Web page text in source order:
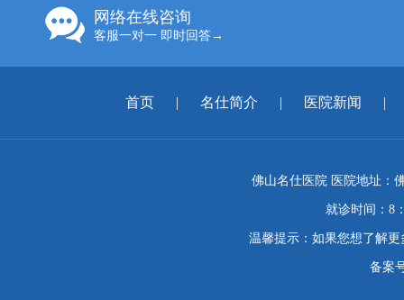
网络在线咨询
客服一对一 即时回答→
首页 | 名仕简介 | 医院新闻 |
佛山名仕医院 医院地址：
就诊时间：8
温馨提示：如果您想了解
备案